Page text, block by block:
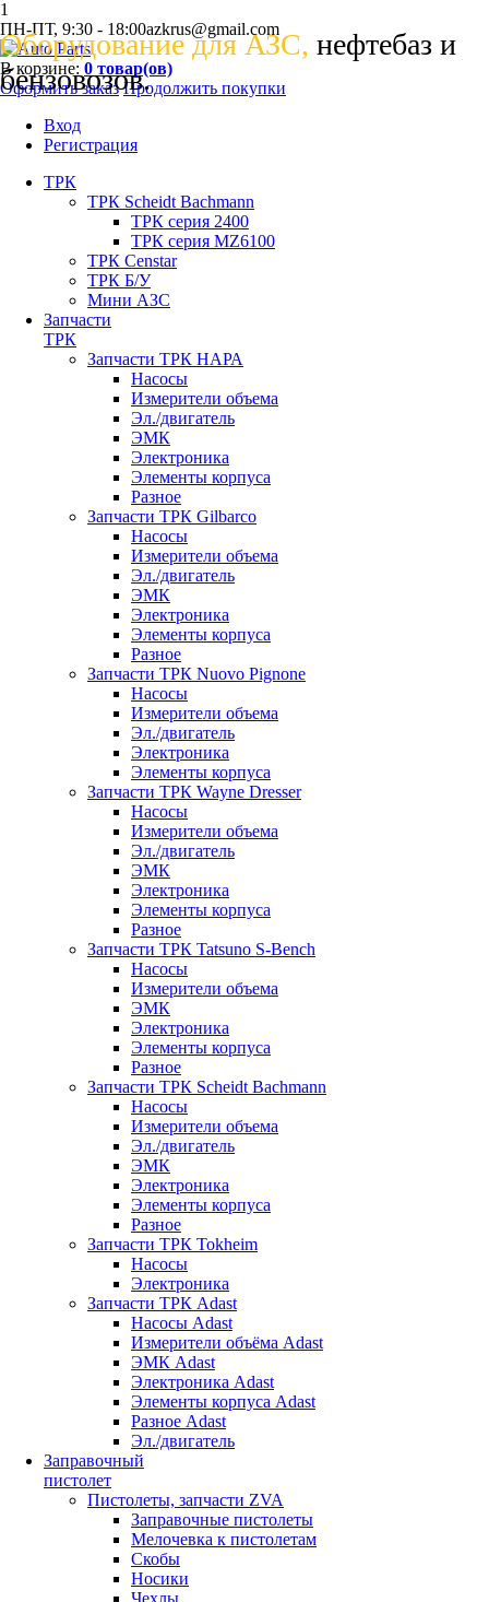
1
Оборудование для АЗС, нефтебаз и
бензовозов.
ПН-ПТ, 9:30 - 18:00azkrus@gmail.com
В корзине: 0 товар(ов)
Оформить заказ Продолжить покупки
Вход
Регистрация
ТРК
ТРК Scheidt Bachmann
ТРК серия 2400
ТРК серия MZ6100
ТРК Censtar
ТРК Б/У
Мини АЗС
Запчасти
ТРК
Запчасти ТРК НАРА
Насосы
Измерители объема
Эл./двигатель
ЭМК
Электроника
Элементы корпуса
Разное
Запчасти ТРК Gilbarco
Насосы
Измерители объема
Эл./двигатель
ЭМК
Электроника
Элементы корпуса
Разное
Запчасти ТРК Nuovo Pignone
Насосы
Измерители объема
Эл./двигатель
Электроника
Элементы корпуса
Запчасти ТРК Wayne Dresser
Насосы
Измерители объема
Эл./двигатель
ЭМК
Электроника
Элементы корпуса
Разное
Запчасти ТРК Tatsuno S-Bench
Насосы
Измерители объема
ЭМК
Электроника
Элементы корпуса
Разное
Запчасти ТРК Scheidt Bachmann
Насосы
Измерители объема
Эл./двигатель
ЭМК
Электроника
Элементы корпуса
Разное
Запчасти ТРК Tokheim
Насосы
Электроника
Запчасти ТРК Adast
Насосы Adast
Измерители объёма Adast
ЭМК Adast
Электроника Adast
Элементы корпуса Adast
Разное Adast
Эл./двигатель
Заправочный
пистолет
Пистолеты, запчасти ZVA
Заправочные пистолеты
Мелочевка к пистолетам
Скобы
Носики
Чехлы